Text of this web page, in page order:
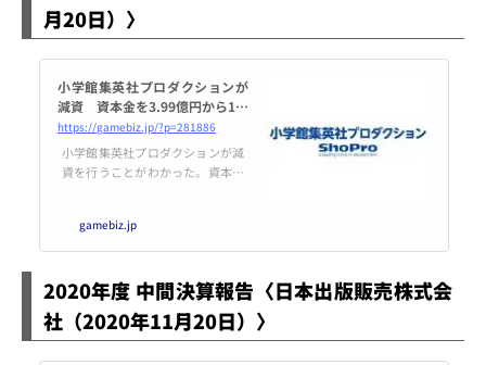
月20日）〉
小学館集英社プロダクションが
減資 資本金を3.99億円から1億
円、準備金を4.44億円から1500
万円に | gamebiz
https://gamebiz.jp/?p=281886
小学館集英社プロダクションが減
資を行うことがわかった。資本金
円、1500万円にするという。11月
20日付けの「官報」に掲載された
告」で判明した。同社は、教育
サービス事業、キャラクターライ
センス事業、映像番組の企画・制
gamebiz.jp
2020年度 中間決算報告〈日本出版販売株式会
社（2020年11月20日）〉